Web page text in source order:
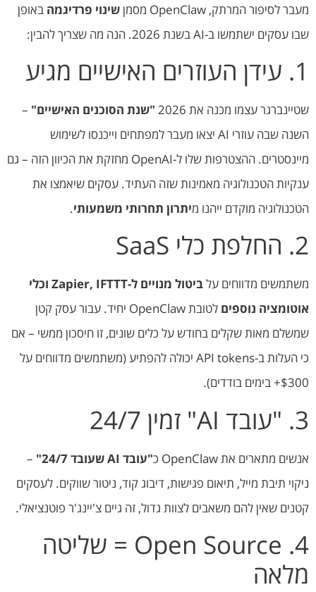
מעבר לסיפור המרתק, OpenClaw מסמן שינוי פרדיגמה באופן
שבו עסקים ישתמשו ב-AI בשנת 2026. הנה מה שצריך להבין:
1. עידן העוזרים האישיים מגיע
שטיינברגר עצמו מכנה את 2026 "שנת הסוכנים האישיים" –
השנה שבה עוזרי AI יצאו מעבר למפתחים וייכנסו לשימוש
מיינסטרים. ההצטרפות שלו ל-OpenAI מחזקת את הכיוון הזה – גם
ענקיות הטכנולוגיה מאמינות שזה העתיד. עסקים שיאמצו את
הטכנולוגיה מוקדם ייהנו מיתרון תחרותי משמעותי.
2. החלפת כלי SaaS
משתמשים מדווחים על
ביטול מנויים ל-Zapier, IFTTT וכלי
אוטומציה נוספים
לטובת OpenClaw יחיד. עבור עסק קטן
שמשלם מאות שקלים בחודש על כלים שונים, זו חיסכון ממשי – אם
כי העלות ב-API tokens יכולה להפתיע (משתמשים מדווחים על
$300+ בימים בודדים).
3. "עובד AI" זמין 24/7
אנשים מתארים את OpenClaw כ "עובד AI שעובד 24/7"
–
ניקוי תיבת מייל, תיאום פגישות, דיבוג קוד, ניטור שווקים. לעסקים
קטנים שאין להם משאבים לצוות גדול, זה גיים צ'יינג'ר פוטנציאלי.
4. Open Source = שליטה
מלאה